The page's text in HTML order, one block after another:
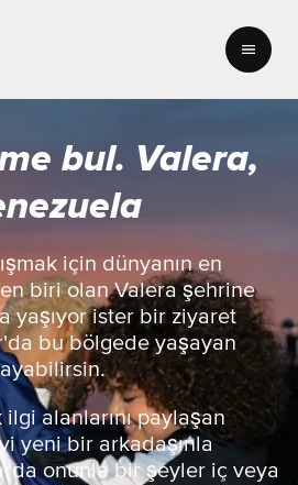
bul. Valera,
için dünyanın en
biri olan Valera şehrine
yaşıyor ister bir ziyaret
bu bölgede yaşayan
alanlarını paylaşan
yeni bir arkadaşınla
onunla bir şeyler iç veya